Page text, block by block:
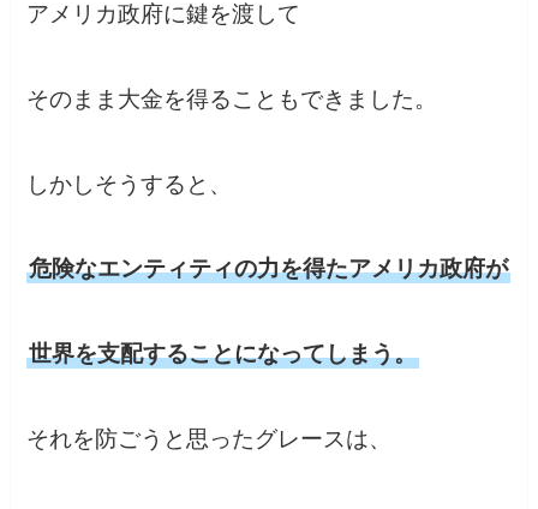
アメリカ政府に鍵を渡して
そのまま大金を得ることもできました。
しかしそうすると、
危険なエンティティの力を得たアメリカ政府が
世界を支配することになってしまう。
それを防ごうと思ったグレースは、